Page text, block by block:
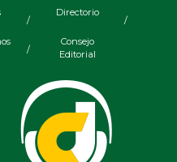
/
Directorio
Editorial